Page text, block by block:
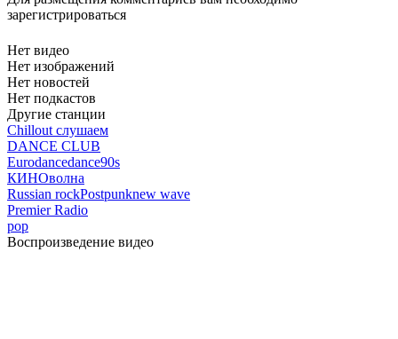
зарегистрироваться
Нет видео
Нет изображений
Нет новостей
Нет подкастов
Другие станции
Chillout слушаем
DANCE CLUB
Eurodancedance90s
КИНОволна
Russian rockPostpunknew wave
Premier Radio
pop
Воспроизведение видео